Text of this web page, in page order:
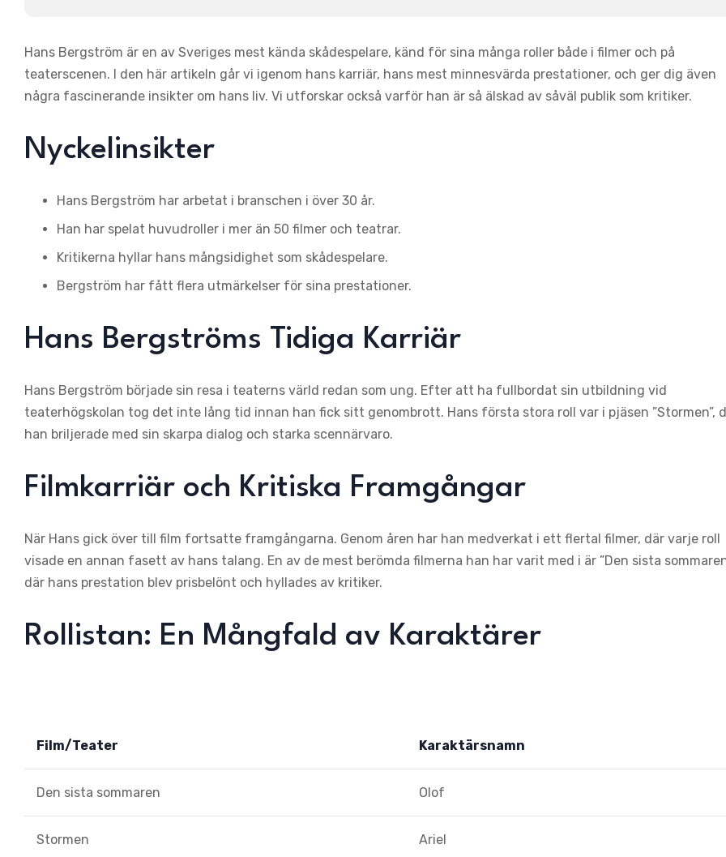
Hans Bergström är en av Sveriges mest kända skådespelare, känd för sina många roller både i filmer och på
teaterscenen. I den här artikeln går vi igenom hans karriär, hans mest minnesvärda prestationer, och ger dig även
några fascinerande insikter om hans liv. Vi utforskar också varför han är så älskad av såväl publik som kritiker.
Nyckelinsikter
Hans Bergström har arbetat i branschen i över 30 år.
Han har spelat huvudroller i mer än 50 filmer och teatrar.
Kritikerna hyllar hans mångsidighet som skådespelare.
Bergström har fått flera utmärkelser för sina prestationer.
Hans Bergströms Tidiga Karriär
Hans Bergström började sin resa i teaterns värld redan som ung. Efter att ha fullbordat sin utbildning vid
teaterhögskolan tog det inte lång tid innan han fick sitt genombrott. Hans första stora roll var i pjäsen ”Stormen”,
han briljerade med sin skarpa dialog och starka scennärvaro.
Filmkarriär och Kritiska Framgångar
När Hans gick över till film fortsatte framgångarna. Genom åren har han medverkat i ett flertal filmer, där varje roll
visade en annan fasett av hans talang. En av de mest berömda filmerna han har varit med i är ”Den sista
där hans prestation blev prisbelönt och hyllades av kritiker.
Rollistan: En Mångfald av Karaktärer
Film/Teater Karaktärsnamn
Den sista sommaren Olof
Stormen Ariel